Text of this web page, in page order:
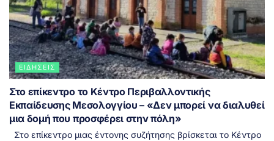
ΕΙΔΉΣΕΙΣ
Στο επίκεντρο το Κέντρο Περιβαλλοντικής
Εκπαίδευσης Μεσολογγίου – «Δεν μπορεί να διαλυθεί
μια δομή που προσφέρει στην πόλη»
Στο επίκεντρο μιας έντονης συζήτησης βρίσκεται το Κέντρο